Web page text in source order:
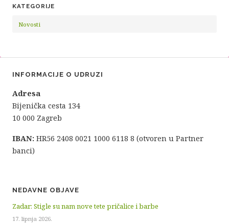
KATEGORIJE
Novosti
INFORMACIJE O UDRUZI
Adresa
Bijenička cesta 134
10 000 Zagreb
IBAN: HR56 2408 0021 1000 6118 8 (otvoren u Partner
banci)
NEDAVNE OBJAVE
Zadar: Stigle su nam nove tete pričalice i barbe
17. lipnja 2026.